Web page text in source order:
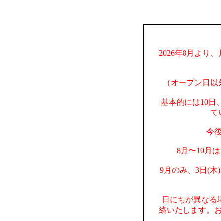
2026年8月より
（オープン日
基本的には10日
て
今
8月〜10月
9月のみ、3日(木
日にちが異なる
絡いたします。